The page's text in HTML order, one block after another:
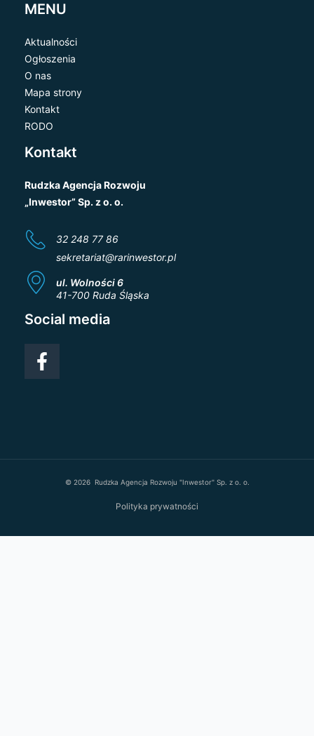
MENU
Aktualności
Ogłoszenia
O nas
Mapa strony
Kontakt
RODO
Kontakt
Rudzka Agencja Rozwoju
„Inwestor” Sp. z o. o.
32 248 77 86
sekretariat@rarinwestor.pl
ul. Wolności 6
41-700 Ruda Śląska
Social media
© 2026 Rudzka Agencja Rozwoju "Inwestor" Sp. z o. o.
Polityka prywatności